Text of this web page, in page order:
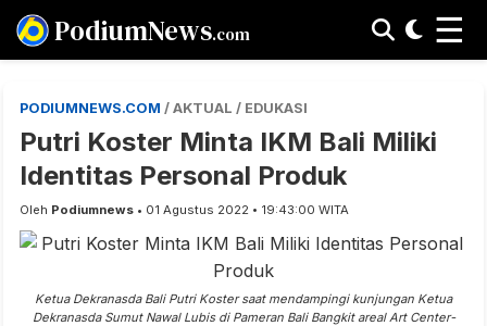
PodiumNews.com ☰
PODIUMNEWS.COM / AKTUAL / EDUKASI
Putri Koster Minta IKM Bali Miliki
Identitas Personal Produk
Oleh Podiumnews • 01 Agustus 2022 • 19:43:00 WITA
Ketua Dekranasda Bali Putri Koster saat mendampingi kunjungan Ketua
Dekranasda Sumut Nawal Lubis di Pameran Bali Bangkit areal Art Center-